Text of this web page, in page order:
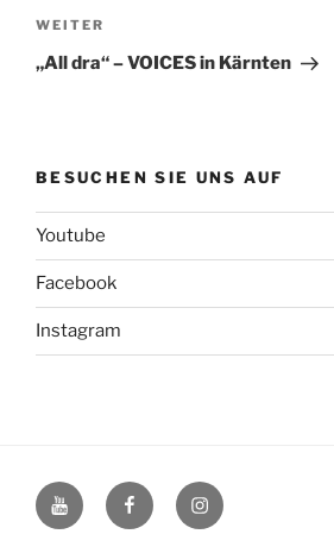
Nächster
Beitrag
WEITER
„All dra“ – VOICES in Kärnten
BESUCHEN SIE UNS AUF
Youtube
Facebook
Instagram
Youtube FacebookInstagram